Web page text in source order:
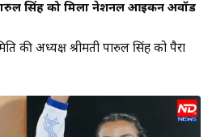
सिंह को मिला नेशनल आइकन अवॉर्ड
की अध्यक्ष श्रीमती पारुल सिंह को पैरा